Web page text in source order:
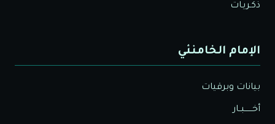
ذكـريـات
الإمام الخامنئي
بيانات وبرقيات
أخــــــبــار